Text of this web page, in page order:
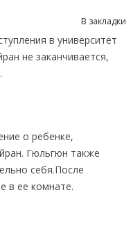
В закладки
в университет
не заканчивается,
о ребенке,
Гюльгюн также
себя.После
в ее комнате.